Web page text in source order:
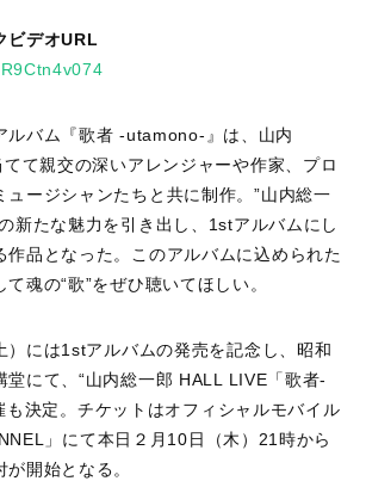
ビデオURL
ルバム『歌者 -utamono-』は、山内
てて親交の深いアレンジャーや作家、プロ
ュージシャンたちと共に制作。”山内総一
新たな魅力を引き出し、1stアルバムにし
作品となった。このアルバムに込められた
魂の“歌”をぜひ聴いてほしい。
）には1stアルバムの発売を記念し、昭和
堂にて、“山内総一郎 HALL LIVE「歌者-
決定。チケットはオフィシャルモバイル
」にて本日２月10日（木）21時から
開始となる。